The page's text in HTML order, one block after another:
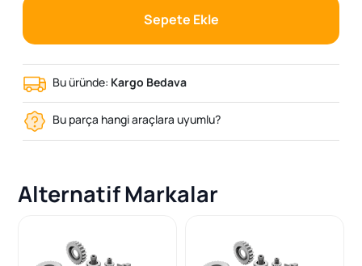
Sepete Ekle
Bu üründe: Kargo Bedava
Bu parça hangi araçlara uyumlu?
Alternatif Markalar